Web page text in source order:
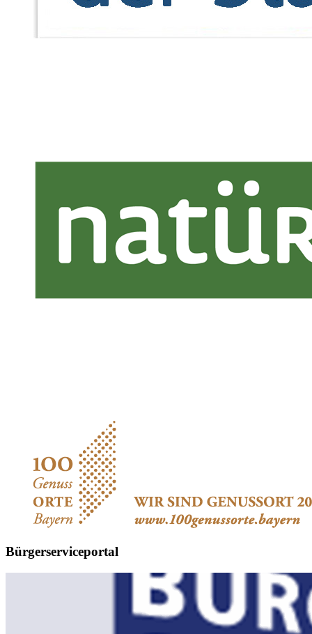
Bürgerserviceportal